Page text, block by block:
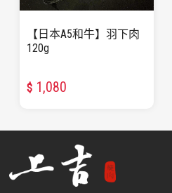
【日本A5和牛】羽下肉
120g
$ 1,080